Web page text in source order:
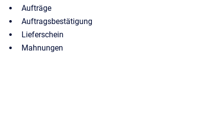
Aufträge
Auftragsbestätigung
Lieferschein
Mahnungen